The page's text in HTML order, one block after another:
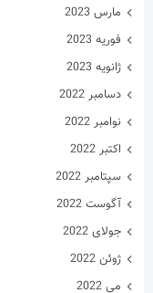
مارس 2023
فوریه 2023
ژانویه 2023
دسامبر 2022
نوامبر 2022
اکتبر 2022
سپتامبر 2022
آگوست 2022
جولای 2022
ژوئن 2022
می 2022